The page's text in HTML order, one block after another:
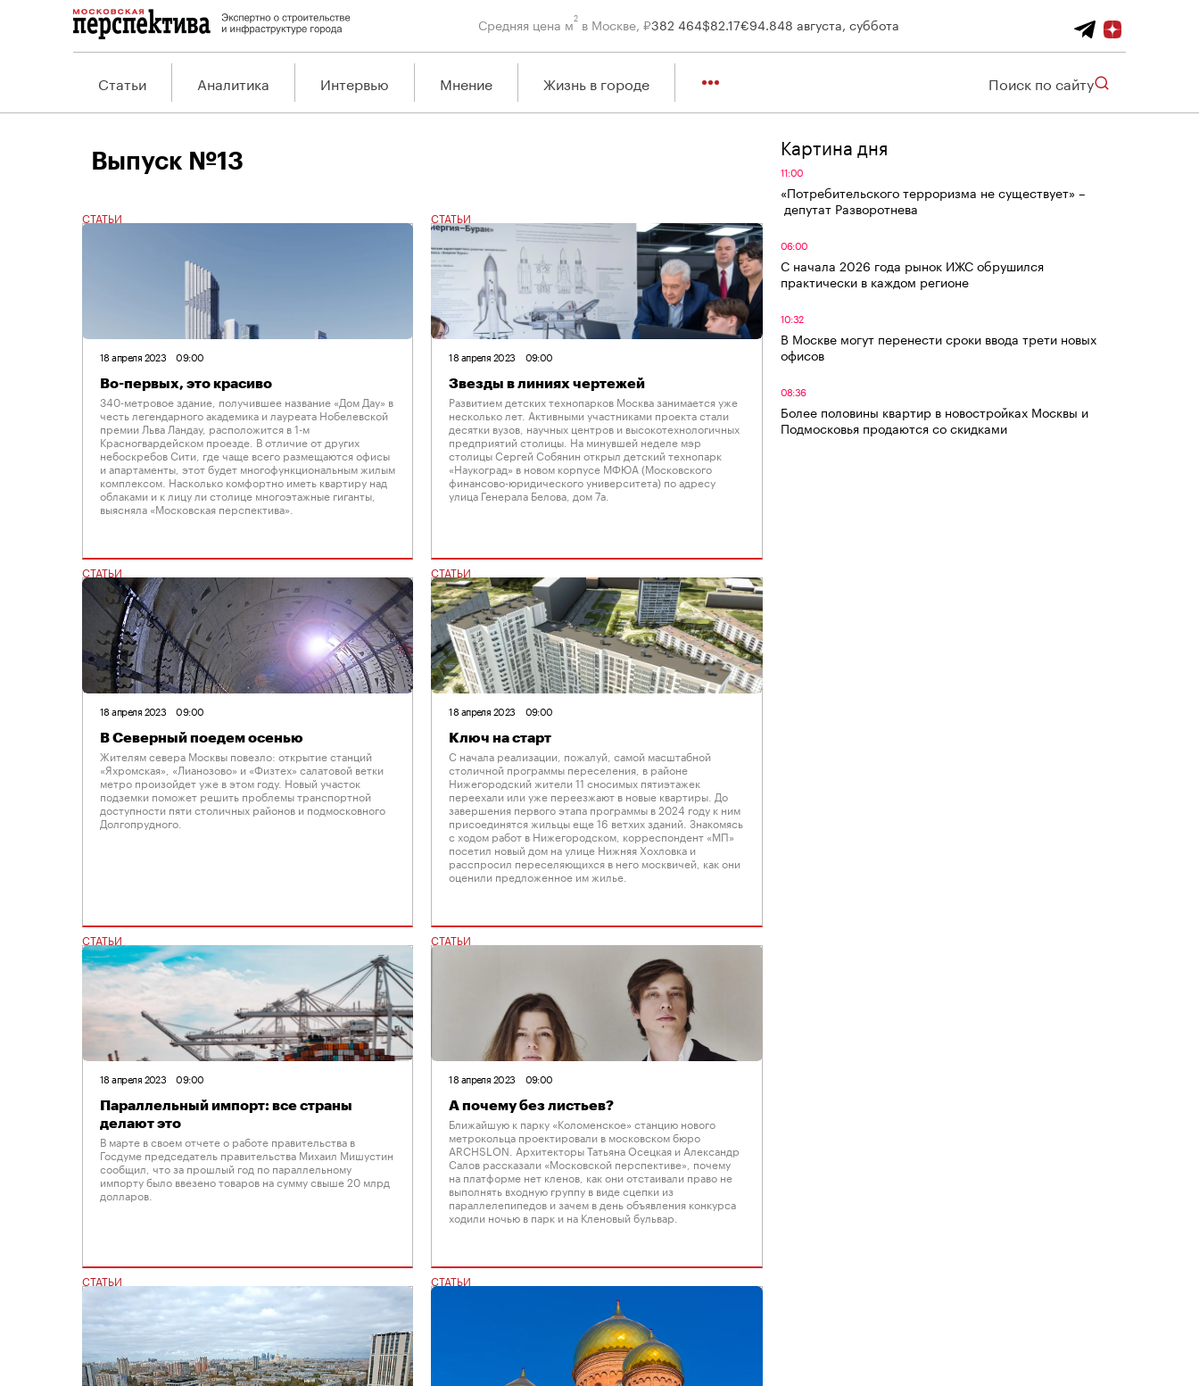
Средняя цена м2 в Москве, ₽382 464$82.17€94.848 августа, суббота
Статьи Аналитика Интервью Мнение Жизнь в городе Поиск по сайту
Выпуск №13
СТАТЬИ
18 апреля 2023 09:00
Во-первых, это красиво
340-метровое здание, получившее название «Дом Дау» в
честь легендарного академика и лауреата Нобелевской
премии Льва Ландау, расположится в 1-м
Красногвардейском проезде. В отличие от других
небоскребов Сити, где чаще всего размещаются офисы
и апартаменты, этот будет многофункциональным жилым
комплексом. Насколько комфортно иметь квартиру над
облаками и к лицу ли столице многоэтажные гиганты,
выясняла «Московская перспектива».
СТАТЬИ
18 апреля 2023 09:00
Звезды в линиях чертежей
Развитием детских технопарков Москва занимается уже
несколько лет. Активными участниками проекта стали
десятки вузов, научных центров и высокотехнологичных
предприятий столицы. На минувшей неделе мэр
столицы Сергей Собянин открыл детский технопарк
«Наукоград» в новом корпусе МФЮА (Московского
финансово-юридического университета) по адресу
улица Генерала Белова, дом 7а.
СТАТЬИ
18 апреля 2023 09:00
В Северный поедем осенью
Жителям севера Москвы повезло: открытие станций
«Яхромская», «Лианозово» и «Физтех» салатовой ветки
метро произойдет уже в этом году. Новый участок
подземки поможет решить проблемы транспортной
доступности пяти столичных районов и подмосковного
Долгопрудного.
СТАТЬИ
18 апреля 2023 09:00
Ключ на старт
С начала реализации, пожалуй, самой масштабной
столичной программы переселения, в районе
Нижегородский жители 11 сносимых пятиэтажек
переехали или уже переезжают в новые квартиры. До
завершения первого этапа программы в 2024 году к ним
присоединятся жильцы еще 16 ветхих зданий. Знакомясь
с ходом работ в Нижегородском, корреспондент «МП»
посетил новый дом на улице Нижняя Хохловка и
расспросил переселяющихся в него москвичей, как они
оценили предложенное им жилье.
СТАТЬИ
18 апреля 2023 09:00
Параллельный импорт: все страны
делают это
В марте в своем отчете о работе правительства в
Госдуме председатель правительства Михаил Мишустин
сообщил, что за прошлый год по параллельному
импорту было ввезено товаров на сумму свыше 20 млрд
долларов.
СТАТЬИ
18 апреля 2023 09:00
А почему без листьев?
Ближайшую к парку «Коломенское» станцию нового
метрокольца проектировали в московском бюро
ARCHSLON. Архитекторы Татьяна Осецкая и Александр
Салов рассказали «Московской перспективе», почему
на платформе нет кленов, как они отстаивали право не
выполнять входную группу в виде сцепки из
параллелепипедов и зачем в день объявления конкурса
ходили ночью в парк и на Кленовый бульвар.
СТАТЬИ СТАТЬИ
Картина дня
11:00
«Потребительского терроризма не существует» –
депутат Разворотнева
06:00
С начала 2026 года рынок ИЖС обрушился
практически в каждом регионе
10:32
В Москве могут перенести сроки ввода трети новых
офисов
08:36
Более половины квартир в новостройках Москвы и
Подмосковья продаются со скидками